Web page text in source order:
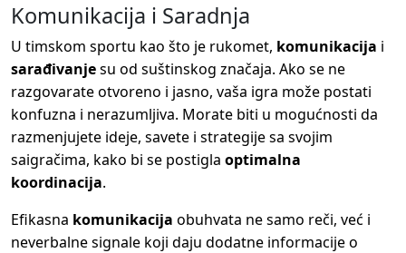
Komunikacija i Saradnja
U timskom sportu kao što je rukomet, komunikacija i
sarađivanjesu od suštinskog značaja. Ako se ne
razgovarate otvoreno i jasno, vaša igra može postati
konfuzna i nerazumljiva. Morate biti u mogućnosti da
razmenjujete ideje, savete i strategije sa svojim
saigračima, kako bi se postigla optimalna
koordinacija.
Efikasna komunikacija obuhvata ne samo reči, već i
neverbalne signale koji daju dodatne informacije o